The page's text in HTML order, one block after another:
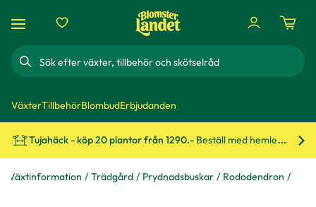
Sök
VäxterTillbehörBlombudErbjudanden
Tujahäck - köp 20 plantor från 1290.- Beställ med hemleverans!
Växtinformation Trädgård Prydnadsbuskar Rododendron